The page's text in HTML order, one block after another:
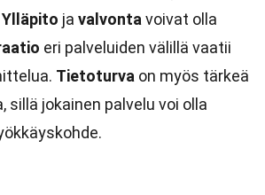
Ylläpito ja valvonta voivat olla
eri palveluiden välillä vaatii
Tietoturva on myös tärkeä
sillä jokainen palvelu voi olla